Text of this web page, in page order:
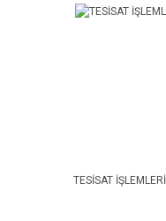
TESİSAT İŞLEMLERİ